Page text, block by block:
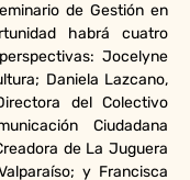
de Gestión en
habrá cuatro
Jocelyne
Daniela Lazcano,
del Colectivo
Ciudadana
de La Juguera
y Francisca